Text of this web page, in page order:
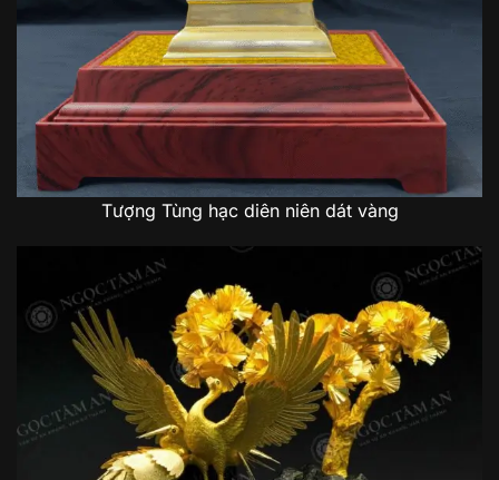
Tượng Tùng hạc diên niên dát vàng